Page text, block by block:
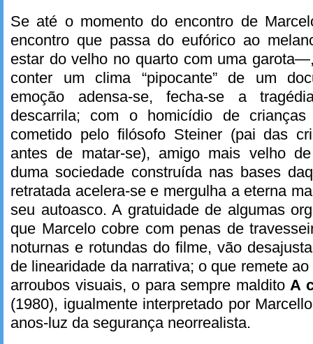
Se até o momento do encontro de
encontro que passa do eufórico ao
estar do velho no quarto com uma
conter um clima “pipocante” de um
emoção adensa-se, fecha-se a
descarrila; com o homicídio de
cometido pelo filósofo Steiner (pai das
antes de matar-se), amigo mais velho
duma sociedade construída nas bases
retratada acelera-se e mergulha a eterna
seu autoasco. A gratuidade de algumas
que Marcelo cobre com penas de
noturnas e rotundas do filme, vão
de linearidade da narrativa; o que remete
arroubos visuais, o para sempre malditoA
(1980), igualmente interpretado por
anos-luz da segurança neorrealista.